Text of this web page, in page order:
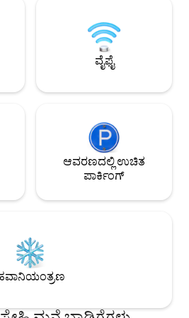
ಆಯ್ಕೆ
ಅನ್ನು ಹೊಂದಿದ್ದೇವೆ
ವೈಫೈ
ಆವರಣದಲ್ಲಿ ಉಚಿತ
ಪಾರ್ಕಿಂಗ್